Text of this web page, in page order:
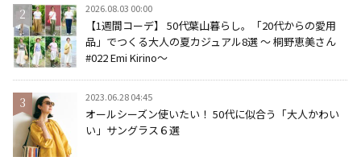
2026.08.03 00:00
【1週間コーデ】 50代葉山暮らし。「20代からの愛用
品」でつくる大人の夏カジュアル8選 ～ 桐野恵美さん
#022 Emi Kirino～
2023.06.28 04:45
オールシーズン使いたい！ 50代に似合う「大人かわい
い」サングラス６選